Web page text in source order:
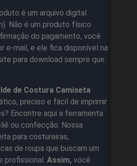
é um arquivo digital
Não é um produto físico
do pagamento, você
e-mail, e ele fica disponível na
para download sempre que
de Costura Camiseta
preciso e fácil de imprimir
Encontre aqui a ferramenta
ou confecção. Nossa
para costureiras,
de roupa que buscam um
profissional. Assim, você